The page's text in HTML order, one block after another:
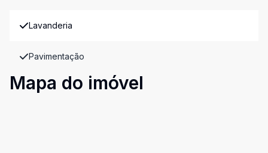
Lavanderia
Pavimentação
Mapa do imóvel